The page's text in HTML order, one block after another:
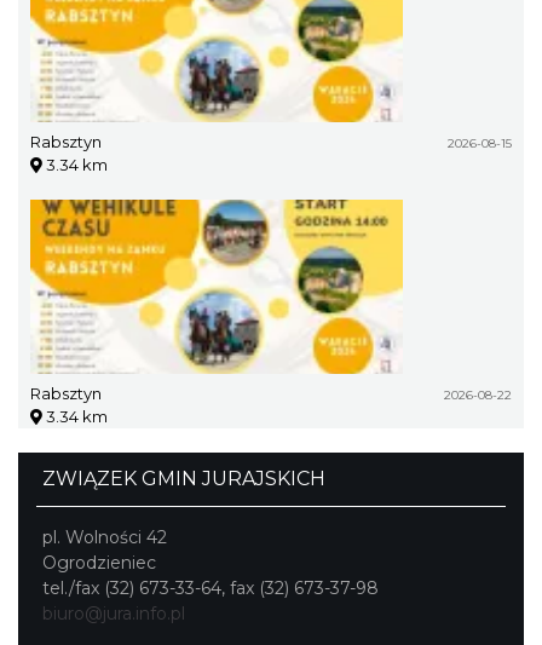
Rabsztyn 2026-08-15
3.34 km
Rabsztyn 2026-08-22
3.34 km
ZWIĄZEK GMIN JURAJSKICH
pl. Wolności 42
Ogrodzieniec
tel./fax (32) 673-33-64, fax (32) 673-37-98
biuro@jura.info.pl